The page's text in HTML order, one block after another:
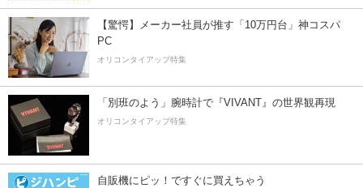
【驚愕】メーカー社員が推す「10万円台」神コスパ
PC
オリコンタイアップ特集
「別班のよう」腕時計で『VIVANT』の世界観再現
オリコンタイアップ特集
自販機にピッ！ですぐに買えちゃう